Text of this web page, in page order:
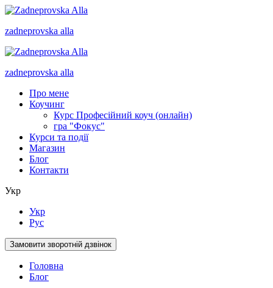
zadneprovska alla
zadneprovska alla
Про мене
Коучинг
Курс Професійний коуч (онлайн)
гра "Фокус"
Курси та події
Магазин
Блог
Контакти
Укр
Укр
Рус
Замовити зворотній дзвінок
Головна
Блог